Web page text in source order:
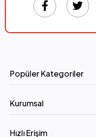
Popüler Kategoriler
Kurumsal
Hızlı Erişim